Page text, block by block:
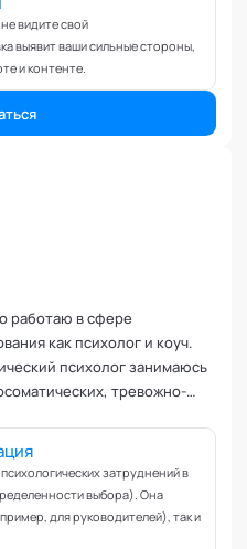
переговоров
изменений
продаж
призвания
и блоки
видите свой
выявит ваши сильные стороны,
и контенте.
работаю в сфере
как психолог и коуч.
психолог занимаюсь
тревожно-
им улучшить телесное
затруднений в
выбора). Она
для руководителей), так и